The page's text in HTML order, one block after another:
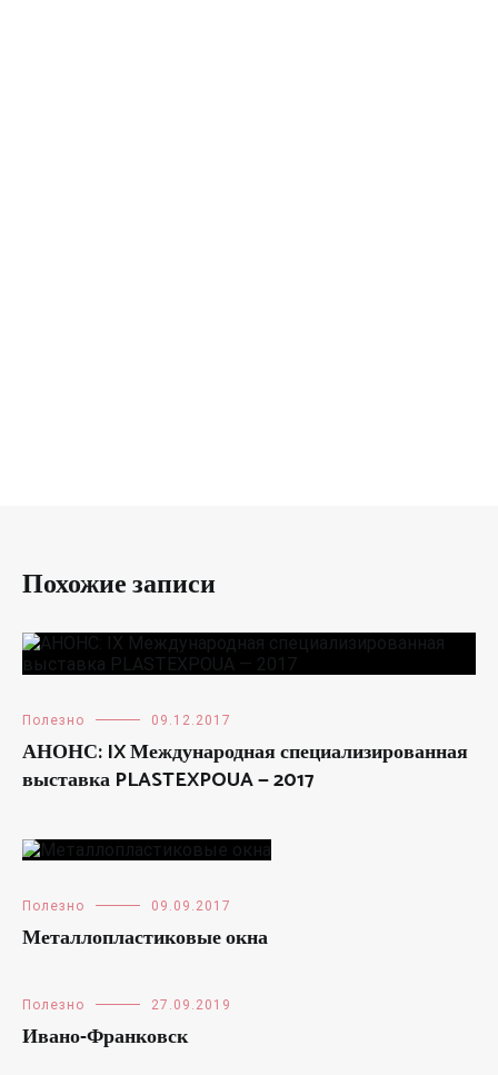
Похожие записи
Полезно 09.12.2017
АНОНС: IX Международная специализированная
выставка PLASTEXPOUA — 2017
Полезно 09.09.2017
Металлопластиковые окна
Полезно 27.09.2019
Ивано-Франковск